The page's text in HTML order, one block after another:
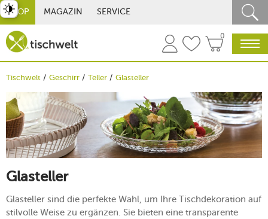
SHOP MAGAZIN SERVICE
0
Tischwelt Geschirr Teller Glasteller
Glasteller
Glasteller sind die perfekte Wahl, um Ihre Tischdekoration auf
stilvolle Weise zu ergänzen. Sie bieten eine transparente
umschalten